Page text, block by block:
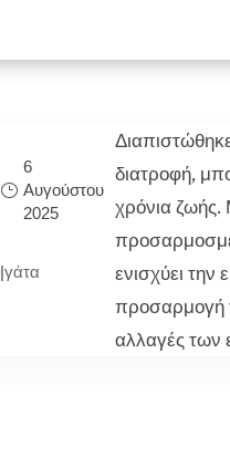
6
Αυγούστου
2025
|γάτα
διατροφή,
χρόνια ζωής.
ενισχύει την
προσαρμογή
αλλαγές των